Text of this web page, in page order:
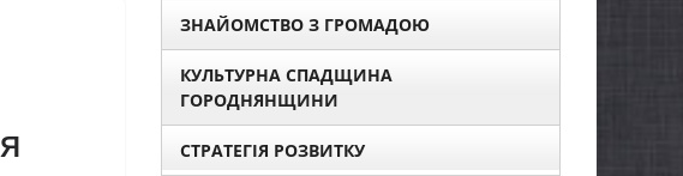
ЗНАЙОМСТВО З ГРОМАДОЮ
КУЛЬТУРНА СПАДЩИНА
ГОРОДНЯНЩИНИ
СТРАТЕГІЯ РОЗВИТКУ